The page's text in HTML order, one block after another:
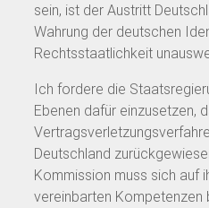
sein, ist der Austritt
Wahrung der deutschen
Rechtsstaatlichkeit
Ich fordere die
Ebenen dafür einzusetzen,
Deutschland
Kommission muss sich auf
vereinbarten Kompetenzen